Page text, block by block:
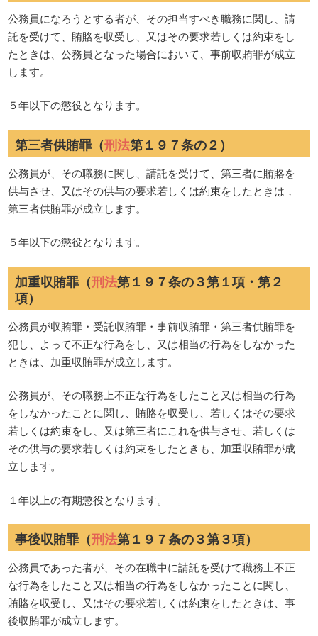
公務員になろうとする者が、その担当すべき職務に関し、請
託を受けて、賄賂を収受し、又はその要求若しくは約束をし
たときは、公務員となった場合において、事前収賄罪が成立
します。
５年以下の懲役となります。
第三者供賄罪（刑法第１９７条の２）
公務員が、その職務に関し、請託を受けて、第三者に賄賂を
供与させ、又はその供与の要求若しくは約束をしたときは，
第三者供賄罪が成立します。
５年以下の懲役となります。
加重収賄罪（刑法第１９７条の３第１項・第２
項）
公務員が収賄罪・受託収賄罪・事前収賄罪・第三者供賄罪を
犯し、よって不正な行為をし、又は相当の行為をしなかった
ときは、加重収賄罪が成立します。
公務員が、その職務上不正な行為をしたこと又は相当の行為
をしなかったことに関し、賄賂を収受し、若しくはその要求
若しくは約束をし、又は第三者にこれを供与させ、若しくは
その供与の要求若しくは約束をしたときも、加重収賄罪が成
立します。
１年以上の有期懲役となります。
事後収賄罪（刑法第１９７条の３第３項）
公務員であった者が、その在職中に請託を受けて職務上不正
な行為をしたこと又は相当の行為をしなかったことに関し、
賄賂を収受し、又はその要求若しくは約束をしたときは、事
後収賄罪が成立します。